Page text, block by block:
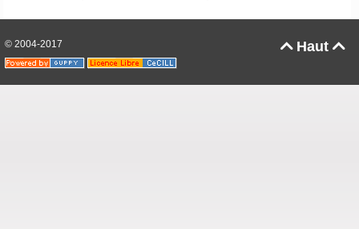
Haut 
© 2004-2017